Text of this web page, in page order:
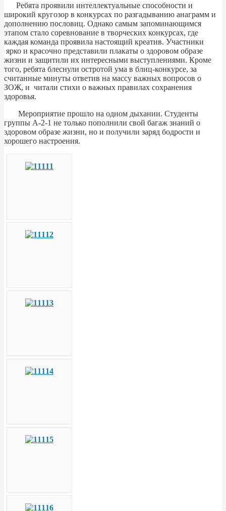
Ребята проявили интеллектуальные способности и
широкий кругозор в конкурсах по разгадыванию анаграмм и
дополнению пословиц. Однако самым запоминающимся
этапом стало соревнование в творческих конкурсах, где
каждая команда проявила настоящий креатив. Участники
ярко и красочно представили плакаты о здоровом образе
жизни и защитили их интересными выступлениями. Кроме
того, ребята блеснули остротой ума в блиц-конкурсе, за
считанные минуты ответив на массу важных вопросов о
ЗОЖ, и читали стихи о важных правилах сохранения
здоровья.
Мероприятие прошло на одном дыхании. Студенты
группы А-2-1 не только пополнили свой багаж знаний о
здоровом образе жизни, но и получили заряд бодрости и
хорошего настроения.